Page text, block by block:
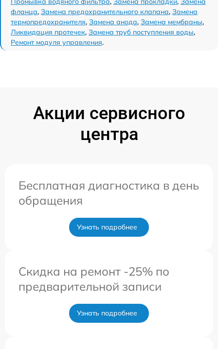
фланца, Замена предохранительного клапана, Замена
термопредохранителя, Замена анода, Замена мембраны,
Ликвидация протечек, Замена труб поступления воды,
Ремонт модуля управления.
Акции сервисного
центра
Бесплатная диагностика в день
обращения
Узнать подробнее
Скидка на ремонт -25% по
предварительной записи
Узнать подробнее